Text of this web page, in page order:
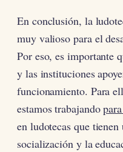
En conclusión, la
muy valioso para el
Por eso, es importante
y las instituciones
funcionamiento. Para
estamos trabajando
en ludotecas que
socialización y la